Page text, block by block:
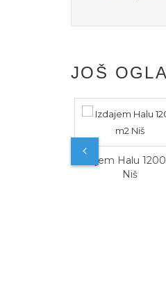
JOŠ
Izdajem Halu 1200 m2